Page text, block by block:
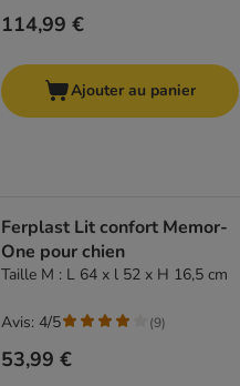
114,99 €
Ajouter au panier
Ferplast Lit confort Memor-
One pour chien
Taille M : L 64 x l 52 x H 16,5 cm
53,99 €
Avis: 4/5 (9)